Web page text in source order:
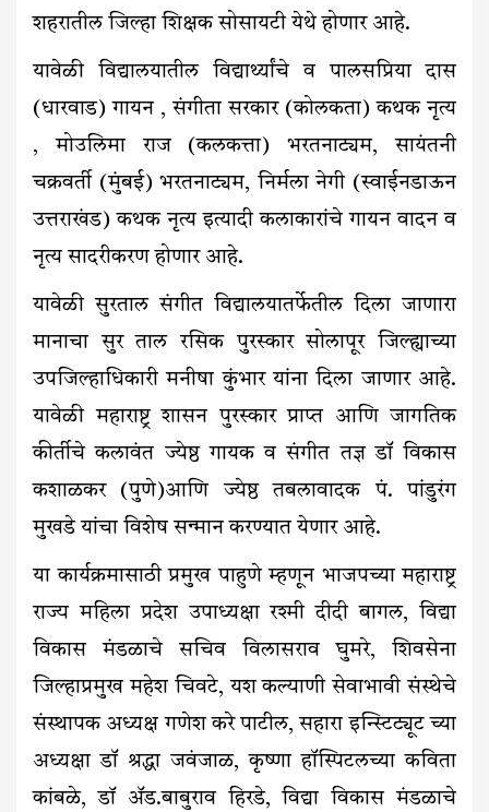
शहरातील जिल्हा शिक्षक सोसायटी येथे होणार आहे.
यावेळी विद्यालयातील विद्यार्थ्यांचे व पालसप्रिया दास
(धारवाड) गायन , संगीता सरकार (कोलकता) कथक नृत्य
, मोउलिमा राज (कलकत्ता) भरतनाट्यम, सायंतनी
चक्रवर्ती (मुंबई) भरतनाट्यम, निर्मला नेगी (स्वाईनडाऊन
उत्तराखंड) कथक नृत्य इत्यादी कलाकारांचे गायन वादन व
नृत्य सादरीकरण होणार आहे.
यावेळी सुरताल संगीत विद्यालयातर्फेतील दिला जाणारा
मानाचा सुर ताल रसिक पुरस्कार सोलापूर जिल्ह्याच्या
उपजिल्हाधिकारी मनीषा कुंभार यांना दिला जाणार आहे.
यावेळी महाराष्ट्र शासन पुरस्कार प्राप्त आणि जागतिक
कीर्तीचे कलावंत ज्येष्ठ गायक व संगीत तज्ञ डॉ विकास
कशाळकर (पुणे)आणि ज्येष्ठ तबलावादक पं. पांडुरंग
मुखडे यांचा विशेष सन्मान करण्यात येणार आहे.
या कार्यक्रमासाठी प्रमुख पाहुणे म्हणून भाजपच्या महाराष्ट्र
राज्य महिला प्रदेश उपाध्यक्षा रश्मी दीदी बागल, विद्या
विकास मंडळाचे सचिव विलासराव घुमरे, शिवसेना
जिल्हाप्रमुख महेश चिवटे, यश कल्याणी सेवाभावी संस्थेचे
संस्थापक अध्यक्ष गणेश करे पाटील, सहारा इन्स्टिट्यूट च्या
अध्यक्षा डॉ श्रद्धा जवंजाळ, कृष्णा हॉस्पिटलच्या कविता
कांबळे, डाॅ ॲड.बाबुराव हिरडे, विद्या विकास मंडळाचे